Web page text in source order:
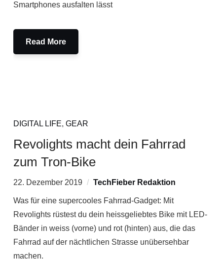
Smartphones ausfalten lässt
Read More
DIGITAL LIFE, GEAR
Revolights macht dein Fahrrad
zum Tron-Bike
22. Dezember 2019 TechFieber Redaktion
Was für eine supercooles Fahrrad-Gadget: Mit
Revolights rüstest du dein heissgeliebtes Bike mit LED-
Bänder in weiss (vorne) und rot (hinten) aus, die das
Fahrrad auf der nächtlichen Strasse unübersehbar
machen.